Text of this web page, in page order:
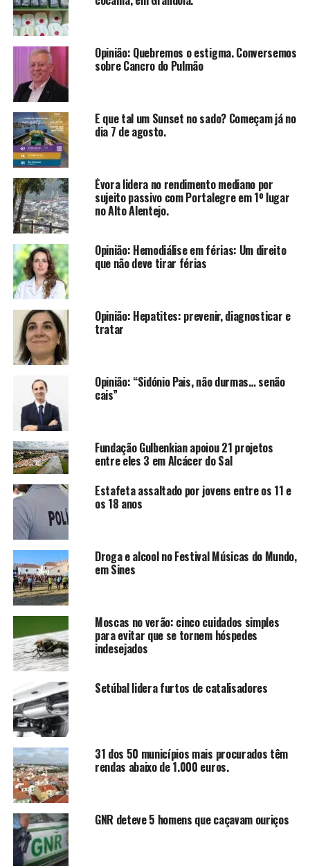
Opinião: Quebremos o estigma. Conversemos
sobre Cancro do Pulmão
E que tal um Sunset no sado? Começam já no
dia 7 de agosto.
Évora lidera no rendimento mediano por
sujeito passivo com Portalegre em 1º lugar
no Alto Alentejo.
Opinião: Hemodiálise em férias: Um direito
que não deve tirar férias
Opinião: Hepatites: prevenir, diagnosticar e
tratar
Opinião: “Sidónio Pais, não durmas… senão
cais”
Fundação Gulbenkian apoiou 21 projetos
entre eles 3 em Alcácer do Sal
Estafeta assaltado por jovens entre os 11 e
os 18 anos
Droga e alcool no Festival Músicas do Mundo,
em Sines
Moscas no verão: cinco cuidados simples
para evitar que se tornem hóspedes
indesejados
Setúbal lidera furtos de catalisadores
31 dos 50 municípios mais procurados têm
rendas abaixo de 1.000 euros.
GNR deteve 5 homens que caçavam ouriços